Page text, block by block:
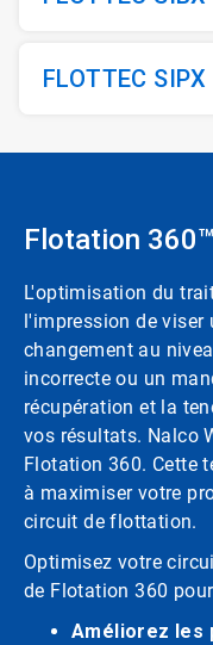
FLOTTEC SIPX
Flotation 360™
L'optimisation du
l'impression de viser
changement au
incorrecte ou un
récupération et la
vos résultats.​​​​​​​ Nalco
Flotation 360. Cette
à maximiser votre
circuit de flottation.​​​​​​​
Optimisez votre
de Flotation 360
Améliorez les